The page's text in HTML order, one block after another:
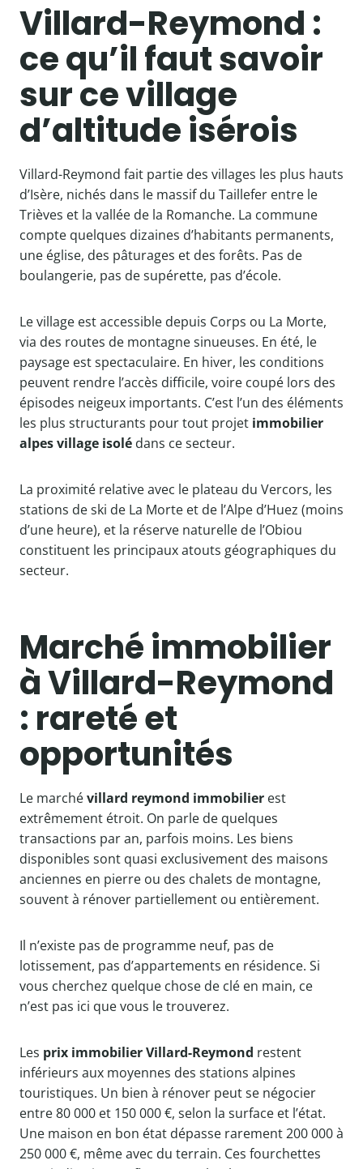
Villard-Reymond :
ce qu’il faut savoir
sur ce village
d’altitude isérois
Villard-Reymond fait partie des villages les plus hauts
d’Isère, nichés dans le massif du Taillefer entre le
Trièves et la vallée de la Romanche. La commune
compte quelques dizaines d’habitants permanents,
une église, des pâturages et des forêts. Pas de
boulangerie, pas de supérette, pas d’école.
Le village est accessible depuis Corps ou La Morte,
via des routes de montagne sinueuses. En été, le
paysage est spectaculaire. En hiver, les conditions
peuvent rendre l’accès difficile, voire coupé lors des
épisodes neigeux importants. C’est l’un des éléments
les plus structurants pour tout projet immobilier
alpes village isolé dans ce secteur.
La proximité relative avec le plateau du Vercors, les
stations de ski de La Morte et de l’Alpe d’Huez (moins
d’une heure), et la réserve naturelle de l’Obiou
constituent les principaux atouts géographiques du
secteur.
Marché immobilier
à Villard-Reymond
: rareté et
opportunités
Le marchévillard reymond immobilier est
extrêmement étroit. On parle de quelques
transactions par an, parfois moins. Les biens
disponibles sont quasi exclusivement des maisons
anciennes en pierre ou des chalets de montagne,
souvent à rénover partiellement ou entièrement.
Il n’existe pas de programme neuf, pas de
lotissement, pas d’appartements en résidence. Si
vous cherchez quelque chose de clé en main, ce
n’est pas ici que vous le trouverez.
Les prix immobilier Villard-Reymond restent
inférieurs aux moyennes des stations alpines
touristiques. Un bien à rénover peut se négocier
entre 80 000 et 150 000 €, selon la surface et l’état.
Une maison en bon état dépasse rarement 200 000 à
250 000 €, même avec du terrain. Ces fourchettes